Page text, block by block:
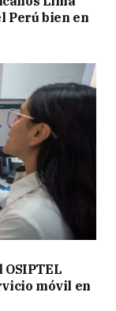
Perú bien en
móvil en